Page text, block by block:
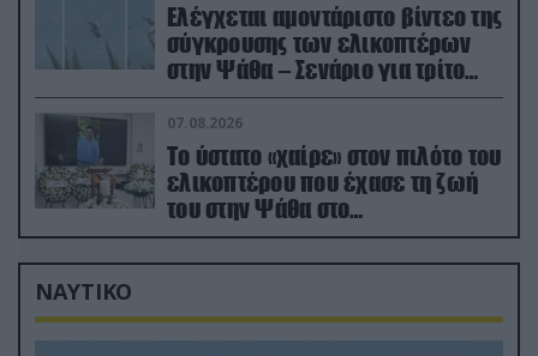
Ελέγχεται αμοντάριστο βίντεο της
σύγκρουσης των ελικοπτέρων
στην Ψάθα – Σενάριο για τρίτο
ελικόπτερο
07.08.2026
Το ύστατο «χαίρε» στον πιλότο του
ελικοπτέρου που έχασε τη ζωή
του στην Ψάθα στο
αποτεφρωτήριο Ριτσώνας
ΝΑΥΤΙΚΟ